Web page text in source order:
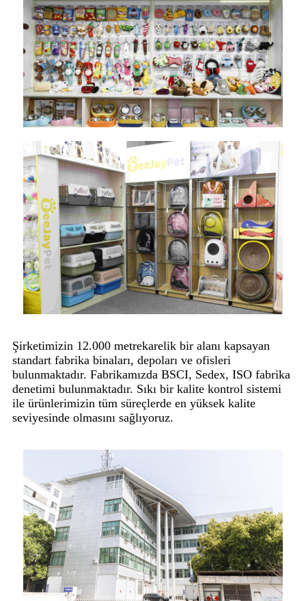
Şirketimizin 12.000 metrekarelik bir alanı kapsayan
standart fabrika binaları, depoları ve ofisleri
bulunmaktadır. Fabrikamızda BSCI, Sedex, ISO fabrika
denetimi bulunmaktadır. Sıkı bir kalite kontrol sistemi
ile ürünlerimizin tüm süreçlerde en yüksek kalite
seviyesinde olmasını sağlıyoruz.